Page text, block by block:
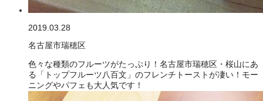
2019.03.28
名古屋市瑞穂区
色々な種類のフルーツがたっぷり！名古屋市瑞穂区・桜山にあ
る「トップフルーツ八百文」のフレンチトーストが凄い！モー
ニングやパフェも大人気です！